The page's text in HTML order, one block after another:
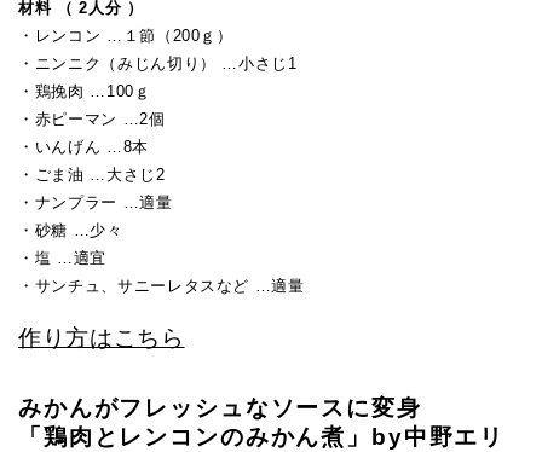
材料 （ 2人分 ）
・レンコン …１節（200ｇ）
・ニンニク（みじん切り） …小さじ1
・鶏挽肉 …100ｇ
・赤ピーマン …2個
・いんげん …8本
・ごま油 …大さじ2
・ナンプラー …適量
・砂糖 …少々
・塩 …適宜
・サンチュ、サニーレタスなど …適量
作り方はこちら
みかんがフレッシュなソースに変身
「鶏肉とレンコンのみかん煮」by中野エリ